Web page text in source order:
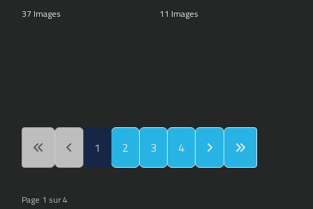
37 Images 11 Images
1 2 3 4
Page 1 sur 4